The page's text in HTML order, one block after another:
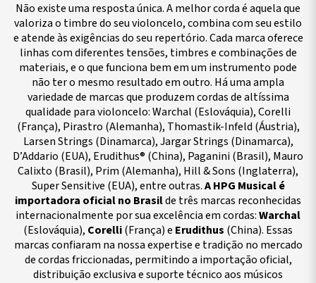
Não existe uma resposta única. A melhor corda é aquela que
valoriza o timbre do seu violoncelo, combina com seu estilo
e atende às exigências do seu repertório. Cada marca oferece
linhas com diferentes tensões, timbres e combinações de
materiais, e o que funciona bem em um instrumento pode
não ter o mesmo resultado em outro. Há uma ampla
variedade de marcas que produzem cordas de altíssima
qualidade para violoncelo: Warchal (Eslováquia), Corelli
(França), Pirastro (Alemanha), Thomastik-Infeld (Áustria),
Larsen Strings (Dinamarca), Jargar Strings (Dinamarca),
D’Addario (EUA), Erudithus® (China), Paganini (Brasil), Mauro
Calixto (Brasil), Prim (Alemanha), Hill & Sons (Inglaterra),
Super Sensitive (EUA), entre outras.A HPG Musical é
importadora oficial no Brasilde três marcas reconhecidas
internacionalmente por sua excelência em cordas:Warchal
(Eslováquia), Corelli(França) e Erudithus (China). Essas
marcas confiaram na nossa expertise e tradição no mercado
de cordas friccionadas, permitindo a importação oficial,
distribuição exclusiva e suporte técnico aos músicos